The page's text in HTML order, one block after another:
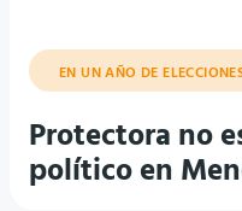
EN UN AÑO DE
Protectora no
político en